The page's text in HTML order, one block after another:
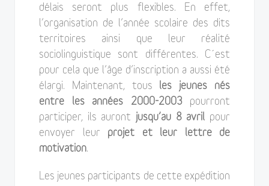
délais seront plus flexibles. En effet,
l’organisation de l’année scolaire des dits
territoires ainsi que leur réalité
sociolinguistique sont différentes. C´est
pour cela que l’âge d’inscription a aussi été
élargi. Maintenant, tous les jeunes nés
entre les années 2000-2003pourront
participer, ils auront jusqu’au 8 avril pour
envoyer leur projet et leur lettre de
motivation.
Les jeunes participants de cette expédition